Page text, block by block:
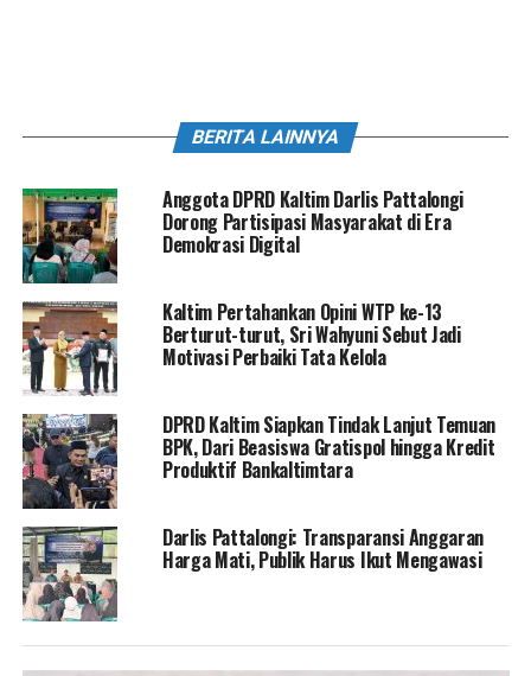
BERITA LAINNYA
Anggota DPRD Kaltim Darlis Pattalongi
Dorong Partisipasi Masyarakat di Era
Demokrasi Digital
Kaltim Pertahankan Opini WTP ke-13
Berturut-turut, Sri Wahyuni Sebut Jadi
Motivasi Perbaiki Tata Kelola
DPRD Kaltim Siapkan Tindak Lanjut Temuan
BPK, Dari Beasiswa Gratispol hingga Kredit
Produktif Bankaltimtara
Darlis Pattalongi: Transparansi Anggaran
Harga Mati, Publik Harus Ikut Mengawasi